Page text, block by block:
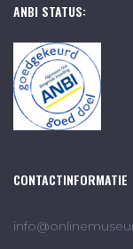
ANBI STATUS:
CONTACTINFORMATIE